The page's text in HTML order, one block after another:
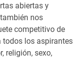
abiertas y
nos
competitivo de
todos los aspirantes
religión, sexo,